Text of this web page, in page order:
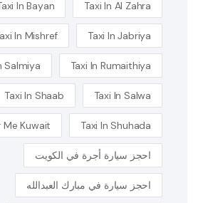
Taxi In Al Zahra
In Bayan
Taxi In Jabriya
In Mishref
Taxi In Rumaithiya
Salmiya
Taxi In Salwa
Taxi In Shaab
Taxi In Shuhada
Me Kuwait
احجز سيارة أجرة في الكويت
احجز سيارة في مبارك العبدالله